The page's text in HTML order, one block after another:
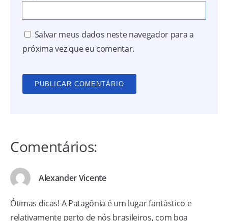
Salvar meus dados neste navegador para a
próxima vez que eu comentar.
Comentários:
Alexander Vicente
Ótimas dicas! A Patagônia é um lugar fantástico e
relativamente perto de nós brasileiros, com boa